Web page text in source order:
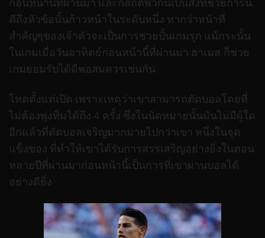
ก่อนหน้านี้ที่ผ่านมา และก็สถิติพวกนี้เป็นสิ่งที่ช่วยการัน
ตีถึงหัวข้อนั้นก้าวหน้าในระดับหนึ่ง หากว่าหน้าที่
สำคัญๆของเจ้าตัวจะเป็นการช่วยปั้นเกมรุก แม้กระนั้น
ในเกมเมื่อวันอาทิตย์ก่อนหน้านี้ที่ผ่านมา ฮาเมส ก็ช่วย
เกมยอมรับได้ดีพอสมควรเช่นกัน
โหดตั้งแต่เปิด เพราะเหตุว่าเขาสามารถตัดบอลโดยที่
ไม่ต้องพุ่งทิ่มได้ถึง 4 ครั้ง ซึ่งในนัดหมายนั้นมันไม่มีผู้ใด
อีกแล้วที่ตัดบอลเจริญมากมายไปกว่าเขา หนึ่งในจุด
แข็งของ ที่ทำให้เขาได้รับการสรรเสริญอย่างยิ่งในตอน
หลายปีที่ผ่านมาก่อนหน้านี้เป็นการที่เขาผ่านบอลได้
อย่างดียิ่ง